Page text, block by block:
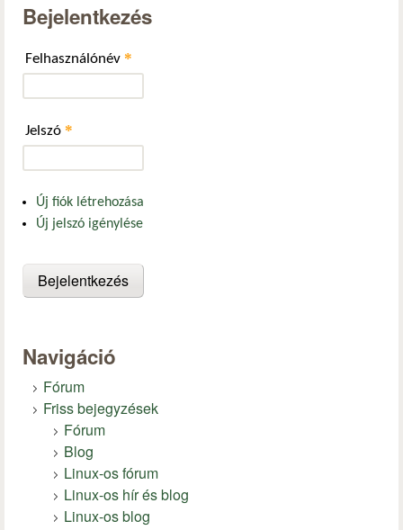
Bejelentkezés
Felhasználónév *
Jelszó *
Új fiók létrehozása
Új jelszó igénylése
Navigáció
Fórum
Friss bejegyzések
Fórum
Blog
Linux-os fórum
Linux-os hír és blog
Linux-os blog